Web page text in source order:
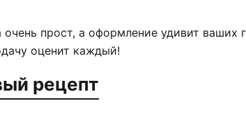
очень прост, а оформление удивит ваших
оценит каждый!
рецепт